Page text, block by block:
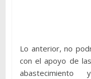
Lo anterior, no
con el apoyo de